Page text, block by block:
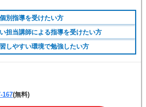
別指導を受けたい方
担当講師による指導を受けたい方
しやすい環境で勉強したい方
167(無料)